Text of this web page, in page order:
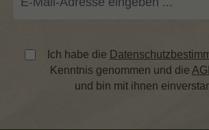
Ich habe die
Kenntnis genommen und die
und bin mit ihnen